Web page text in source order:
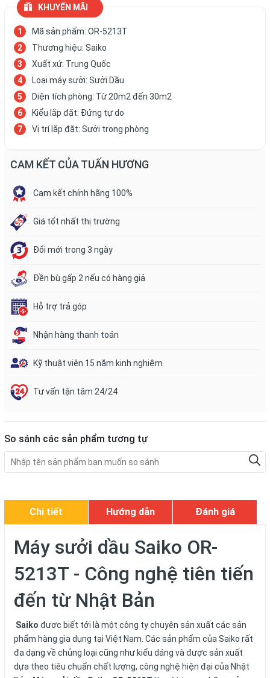
KHUYẾN MÃI
Mã sản phẩm: OR-5213T
Thương hiệu: Saiko
Xuất xứ: Trung Quốc
Loại máy sưởi: Sưởi Dầu
Diện tích phòng: Từ 20m2 đến 30m2
Kiểu lắp đặt: Đứng tự do
Vị trí lắp đặt: Sưởi trong phòng
CAM KẾT CỦA TUẤN HƯƠNG
Cam kết chính hãng 100%
Giá tốt nhất thị trường
Đổi mới trong 3 ngày
Đền bù gấp 2 nếu có hàng giả
Hỗ trợ trả góp
Nhận hàng thanh toán
Kỹ thuật viên 15 năm kinh nghiệm
Tư vấn tận tâm 24/24
So sánh các sản phẩm tương tự
Chi tiết Hướng dẫn Đánh giá
Máy sưởi dầu Saiko OR-
5213T - Công nghệ tiên tiến
đến từ Nhật Bản
Saiko được biết tới là một công ty chuyên sản xuất các sản
phẩm hàng gia dụng tại Việt Nam. Các sản phẩm của Saiko rất
đa dạng về chủng loại cũng như kiểu dáng và được sản xuất
dựa theo tiêu chuẩn chất lượng, công nghệ hiện đại của Nhật